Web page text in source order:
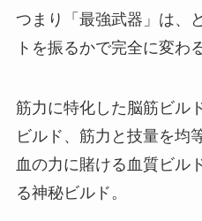
つまり「最強武器」は、
トを振るかで完全に変わ
筋力に特化した脳筋ビル
ビルド、筋力と技量を均
血の力に賭ける血質ビル
る神秘ビルド。